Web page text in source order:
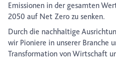
Emissionen in der gesamten
2050 auf Net Zero zu senken.
Durch die nachhaltige
wir Pioniere in unserer Branche
Transformation von Wirtschaft